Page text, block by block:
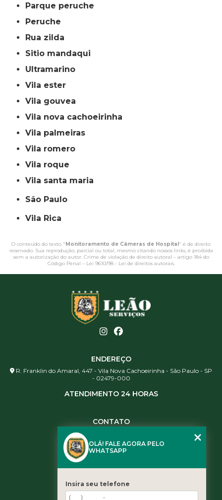
parque peruche
peruche
rua zilda
sitio mandaqui
ultramarino
vila ester
vila gouvea
vila nova cachoeirinha
vila palmeiras
vila romero
vila roque
vila santa maria
São Paulo
Vila Rica
O conteúdo do texto "Monitoramento de Câmeras de Hospital" é de direito
reservado. Sua reprodução, parcial ou total, mesmo citando nossos links, é proibida
sem a autorização do autor. Crime de violação de direito autoral – artigo 184 do
Código Penal – Lei 9610/98 - Lei de direitos autorais.
ENDEREÇO
R. Franklin do Amaral, 447 - Vila Nova Cachoeirinha - São Paulo - SP
- 02479-000
ATENDIMENTO 24 HORAS
CONTATO
(11) 3461-5871
contato@leaoservicos.com.br
OLÁ! FALE AGORA PELO
WHATSAPP
Insira seu telefone